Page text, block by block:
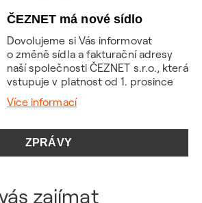
terminály, které jsou k dispozici na
mnoha místech v Tachově.
Ostatní pobočky ČEZNET zůstávají
beze změny.
ČEZNET má nové sídlo
Dovolujeme si Vás informovat
o změně sídla a fakturační adresy
naší společnosti ČEZNET s.r.o., která
vstupuje v platnost od 1. prosince
2024.
Nová fakturační adresa je:
Duhová 1531/3
140 00 Praha 4
skutečnosti Vás chceme požádat,
Více informací
ZPRÁVY
zajímat